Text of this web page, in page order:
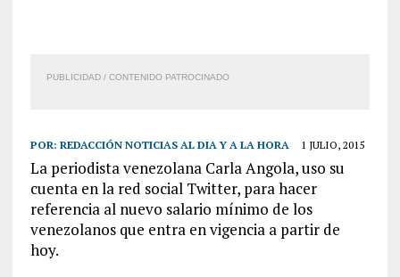
PUBLICIDAD / CONTENIDO PATROCINADO
POR: REDACCIÓN NOTICIAS AL DIA Y A LA HORA 1 JULIO, 2015
La periodista venezolana Carla Angola, uso su
cuenta en la red social Twitter, para hacer
referencia al nuevo salario mínimo de los
venezolanos que entra en vigencia a partir de
hoy.